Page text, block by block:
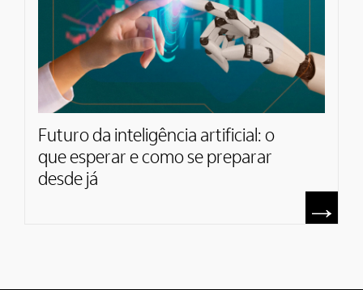
Futuro da inteligência artificial: o
que esperar e como se preparar
desde já